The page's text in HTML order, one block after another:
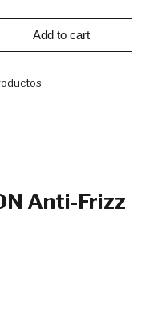
Add to cart
Anti-Frizz